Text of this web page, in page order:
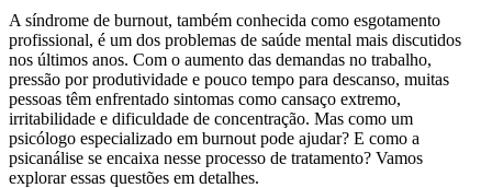
A síndrome de burnout, também conhecida como esgotamento
profissional, é um dos problemas de saúde mental mais discutidos
nos últimos anos. Com o aumento das demandas no trabalho,
pressão por produtividade e pouco tempo para descanso, muitas
pessoas têm enfrentado sintomas como cansaço extremo,
irritabilidade e dificuldade de concentração. Mas como um
psicólogo especializado em burnout pode ajudar? E como a
psicanálise se encaixa nesse processo de tratamento? Vamos
explorar essas questões em detalhes.